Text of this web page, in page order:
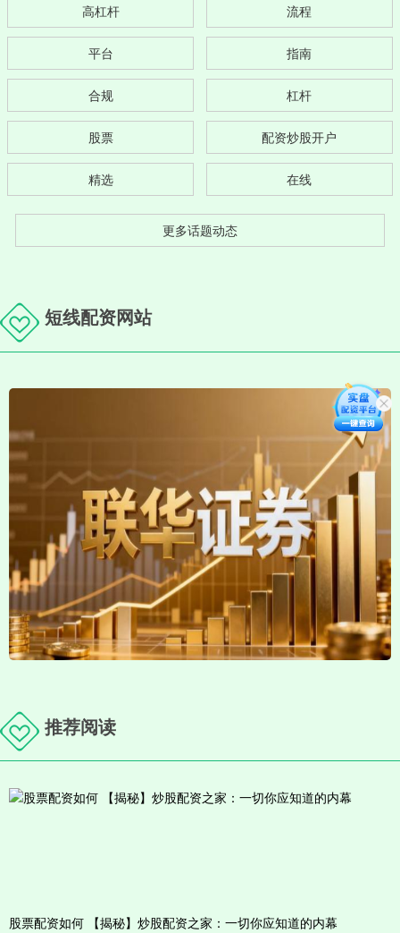
高杠杆 流程
平台 指南
合规 杠杆
股票 配资炒股开户
精选 在线
更多话题动态
短线配资网站
推荐阅读
股票配资如何 【揭秘】炒股配资之家：一切你应知道的内幕